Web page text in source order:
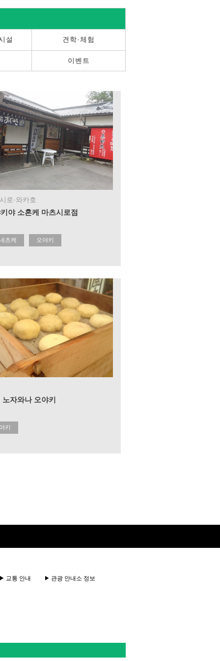
설 견학·체험
이벤트
로·와카호
야 소혼케 마츠시로점
츠케 오야키
노자와나 오야키
키
교통 안내 관광 안내소 정보